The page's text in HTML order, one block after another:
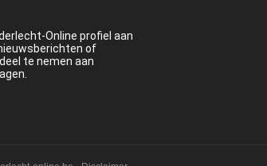
Online profiel aan
of
te nemen aan